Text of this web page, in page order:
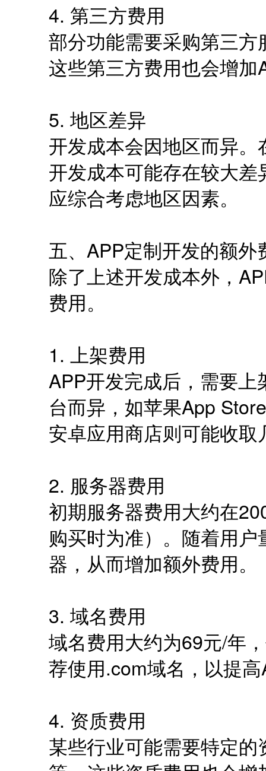
4. 第三方费用
部分功能需要采购第三
这些第三方费用也会增加
5. 地区差异
开发成本会因地区而异
开发成本可能存在较大
应综合考虑地区因素。
五、APP定制开发的额外
除了上述开发成本外，
费用。
1. 上架费用
APP开发完成后，需要
台而异，如苹果App
安卓应用商店则可能收
2. 服务器费用
初期服务器费用大约在
购买时为准）。随着用
器，从而增加额外费用。
3. 域名费用
域名费用大约为69元/年
荐使用.com域名，以提
4. 资质费用
某些行业可能需要特定